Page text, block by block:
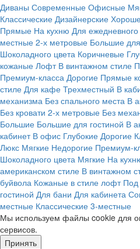
Диваны Современные Офисные
Классические Дизайнерские
Прямые На кухню Для
местные 2-х метровые Большие
Шоколадного цвета Коричневые
кожаные Лофт В винтажном стиле
Премиум-класса Дорогие Прямые
стиле Для кафе Трехместный В
механизма Без спального места В
Без кровати 2-х метровые Без
Большие Большие для гостиной В
кабинет В офис Глубокие Дорогие
Люкс Мягкие Недорогие Премиум-
Шоколадного цвета Мягкие На
американском стиле В винтажном
буйвола Кожаные в стиле лофт Под
гостиной Для бани Для кабинета
местные Классические 3-местные
Мы используем файлы cookie для
сервисов.
Принять